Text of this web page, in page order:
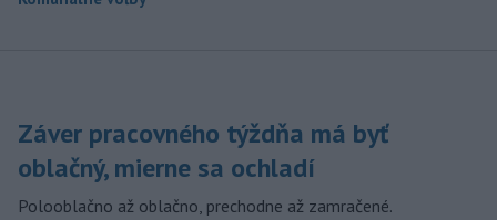
Záver pracovného týždňa má byť
oblačný, mierne sa ochladí
Polooblačno až oblačno, prechodne až zamračené.